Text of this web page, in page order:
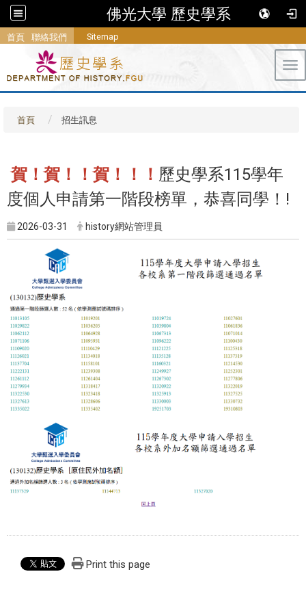
佛光大學 歷史學系
首頁 聯絡我們 Sitemap
首頁 招生訊息
賀！賀！！賀！！！ 歷史學系115學年
度個人申請第一階段榜單，恭喜同學！!
2026-03-31 history網站管理員
Print this page